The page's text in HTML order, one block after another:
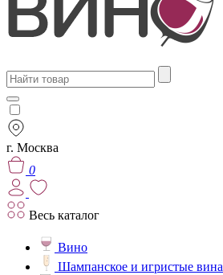
г. Москва
0
Весь каталог
Вино
Шампанское и игристые вина